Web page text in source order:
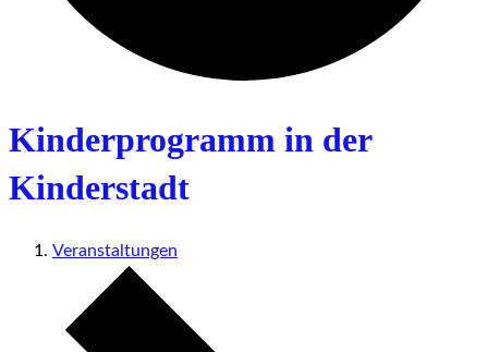
Kinderprogramm in der
Kinderstadt
Veranstaltungen